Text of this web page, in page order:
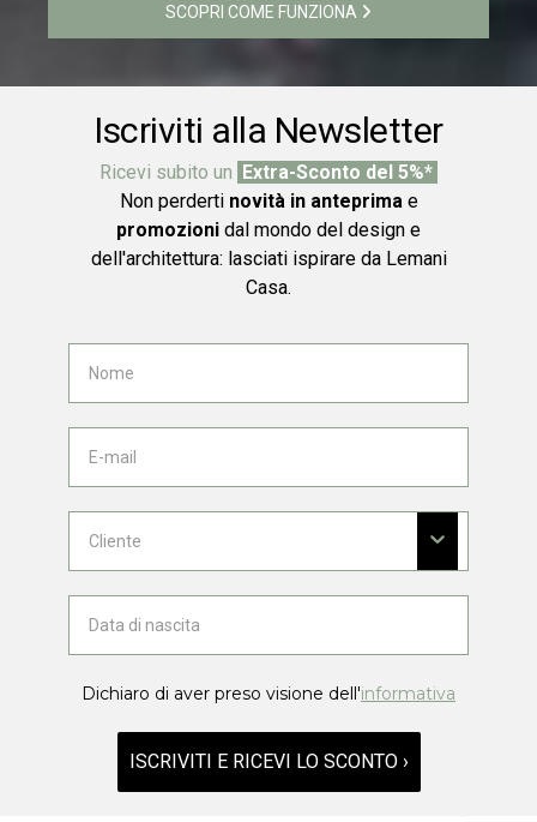
SCOPRI COME FUNZIONA
Iscriviti alla Newsletter
Ricevi subito un Extra-Sconto del 5%*
Non perderti novità in anteprima e
promozioni dal mondo del design e
dell'architettura: lasciati ispirare da Lemani
Casa.
Dichiaro di aver preso visione dell'informativa
ISCRIVITI E RICEVI LO SCONTO ›